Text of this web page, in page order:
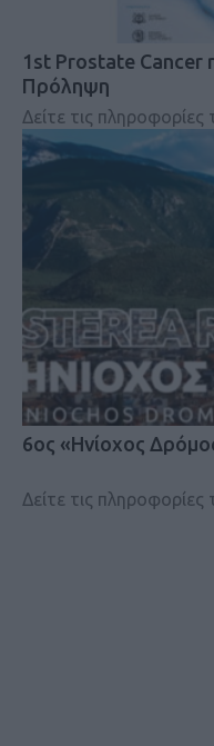
1st Prostate Cancer
Πρόληψη
Δείτε τις
6ος «Ηνίοχος
Δείτε τις